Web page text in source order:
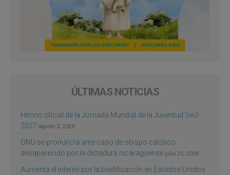
ÚLTIMAS NOTICIAS
Himno oficial de la Jornada Mundial de la Juventud Seúl
2027 agosto 3, 2026
ONU se pronuncia ante caso de obispo católico
desaparecido por la dictadura nicaragüense julio 25, 2026
Aumenta el interés por la beatificación en Estados Unidos